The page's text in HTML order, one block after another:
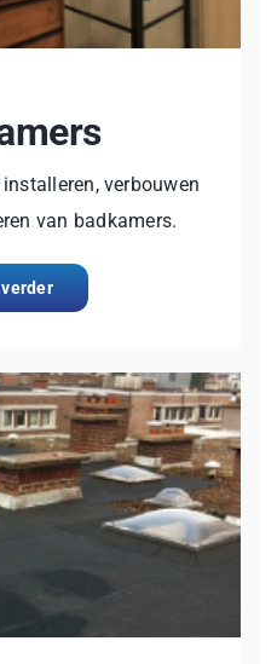
verbouwen
van badkamers.